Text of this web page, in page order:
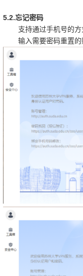
5.2.忘记密码
支持通过手机号的
输入需要密码重置的